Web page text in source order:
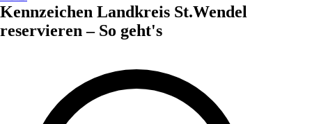
Kennzeichen Landkreis St.Wendel
reservieren – So geht's